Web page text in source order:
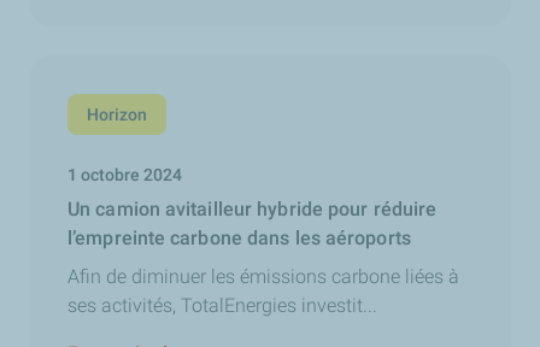
Horizon
1 octobre 2024
Un camion avitailleur hybride pour réduire
l’empreinte carbone dans les aéroports
Afin de diminuer les émissions carbone liées à
ses activités, TotalEnergies investit...